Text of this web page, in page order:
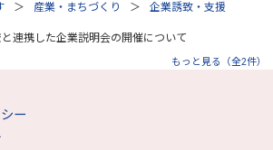
産業・まちづくり
企業誘致・支援
連携した企業説明会の開催について
もっと見る（全2件）
ー